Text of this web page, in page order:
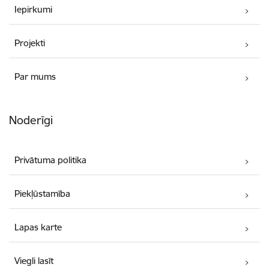
Iepirkumi
Projekti
Par mums
Noderīgi
Privātuma politika
Piekļūstamība
Lapas karte
Viegli lasīt